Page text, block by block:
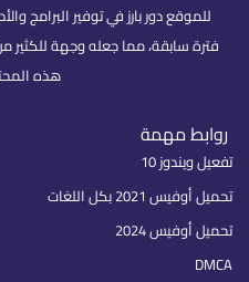
للموقع دور بارز في توفير البرامج
فترة سابقة، مما جعله وجهة للكثير
هذه
روابط مهمة
تفعيل ويندوز 10
تحميل أوفيس 2021 بكل اللغات
تحميل أوفيس 2024
DMCA